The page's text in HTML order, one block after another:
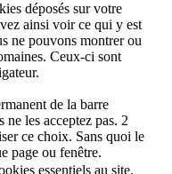
déposés sur votre
ainsi voir ce qui y est
ne pouvons montrer ou
Ceux-ci sont
de la barre
ne les acceptez pas. 2
ce choix. Sans quoi le
page ou fenêtre.
essentiels au site.